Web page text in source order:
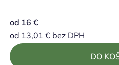
od 16 €
od 13,01 € bez DPH
Jednotková cena:
DO